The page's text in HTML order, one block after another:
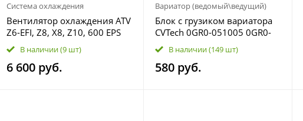
Система охлаждения
Вентилятор охлаждения ATV
Z6-EFI, Z8, X8, Z10, 600 EPS
7020-181400
В наличии(9 шт)
6 600 руб.
Вариатор (ведомый\ведущий)
Блок с грузиком вариатора
CVTech 0GR0-051005 0GR0-
051005С 0930-3001
LU095770
В наличии(149 шт)
580 руб.